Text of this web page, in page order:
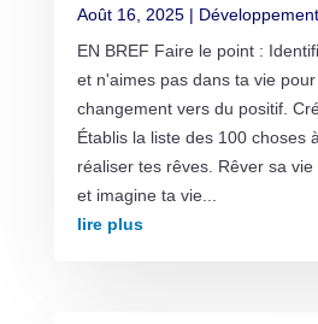
Août 16, 2025|
EN BREF Faire le point :
et n'aimes pas dans ta vie
changement vers du positif.
Établis la liste des 100 choses
réaliser tes rêves. Rêver sa
et imagine ta vie...
lire plus